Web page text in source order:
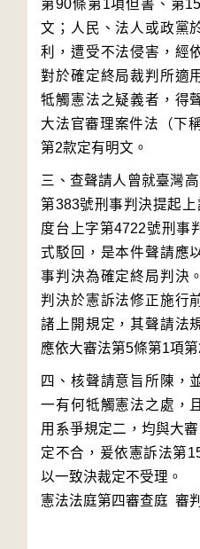
第90條第1項但書、第
文；人民、法人或政黨
利，遭受不法侵害，經
對於確定終局裁判所適
牴觸憲法之疑義者，得
大法官審理案件法（下
三、查聲請人曾就臺灣
第383號刑事判決提起
度台上字第4722號刑事
式駁回，是本件聲請應
事判決為確定終局判決
判決於憲訴法修正施行
諸上開規定，其聲請法
四、核聲請意旨所陳，
一有何牴觸憲法之處，
用系爭規定二，均與大
定不合，爰依憲訴法第
以一致決裁定不受理。
憲法法庭第四審查庭 審